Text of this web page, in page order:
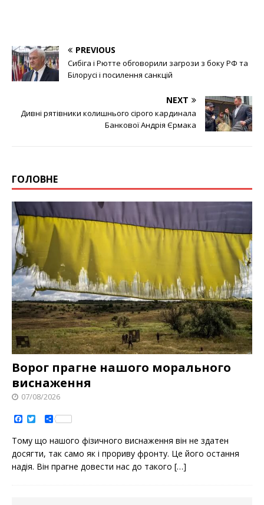
PREVIOUS
Сибіга і Рютте обговорили загрози з боку РФ та
Білорусі і посилення санкцій
NEXT
Дивні рятівники колишнього сірого кардинала
Банкової Андрія Єрмака
ГОЛОВНЕ
Ворог прагне нашого морального
виснаження
07/08/2026
a
e
b
o
o
t
t
e
r
S
h
r
e
Тому що нашого фізичного виснаження він не здатен
досягти, так само як і прориву фронту. Це його остання
надія. Він прагне довести нас до такого […]